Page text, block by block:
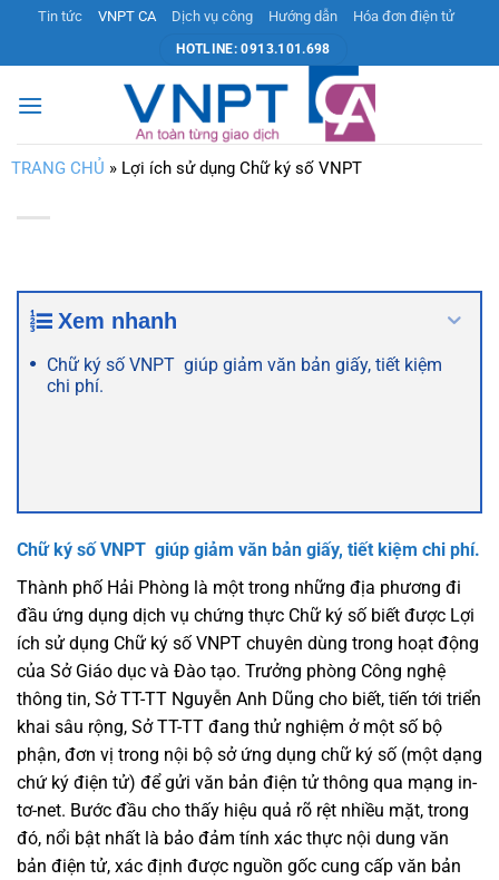
nội
dung
Tin tức VNPT CA Dịch vụ công Hướng dẫn Hóa đơn điện tử
HOTLINE: 0913.101.698
TRANG CHỦ » Lợi ích sử dụng Chữ ký số VNPT
Xem nhanh
Chữ ký số VNPT giúp giảm văn bản giấy, tiết kiệm
chi phí.
Chữ ký số VNPT giúp giảm văn bản giấy, tiết kiệm chi phí.
Thành phố Hải Phòng là một trong những địa phương đi
đầu ứng dụng dịch vụ chứng thực Chữ ký số biết được Lợi
ích sử dụng Chữ ký số VNPT chuyên dùng trong hoạt động
của Sở Giáo dục và Đào tạo. Trưởng phòng Công nghệ
thông tin, Sở TT-TT Nguyễn Anh Dũng cho biết, tiến tới triển
khai sâu rộng, Sở TT-TT đang thử nghiệm ở một số bộ
phận, đơn vị trong nội bộ sở ứng dụng chữ ký số (một dạng
chứ ký điện tử) để gửi văn bản điện tử thông qua mạng in-
tơ-net. Bước đầu cho thấy hiệu quả rõ rệt nhiều mặt, trong
đó, nổi bật nhất là bảo đảm tính xác thực nội dung văn
bản điện tử, xác định được nguồn gốc cung cấp văn bản